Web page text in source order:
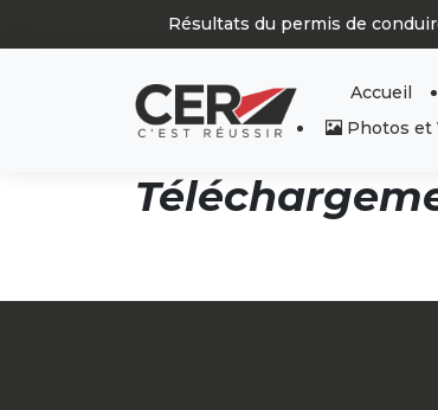
Panneau de gestion des cookies
Résultats du permis de
Accueil
Photos et